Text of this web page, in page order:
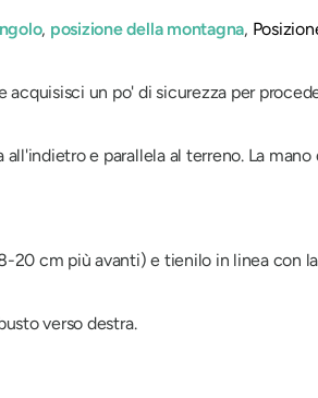
, posizione della montagna,
acquisisci un po' di sicurezza per
e parallela al terreno. La mano
20 cm più avanti) e tienilo in linea con
verso destra.